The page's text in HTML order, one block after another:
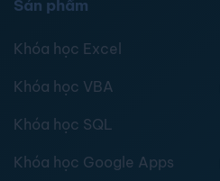
Sản phẩm
Khóa học Excel
Khóa học VBA
Khóa học SQL
Khóa học Google Apps